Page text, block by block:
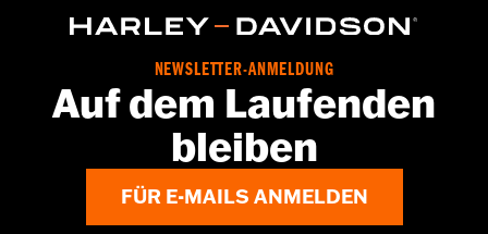
NEWSLETTER-ANMELDUNG
Auf dem Laufenden
bleiben
FÜR E-MAILS ANMELDEN